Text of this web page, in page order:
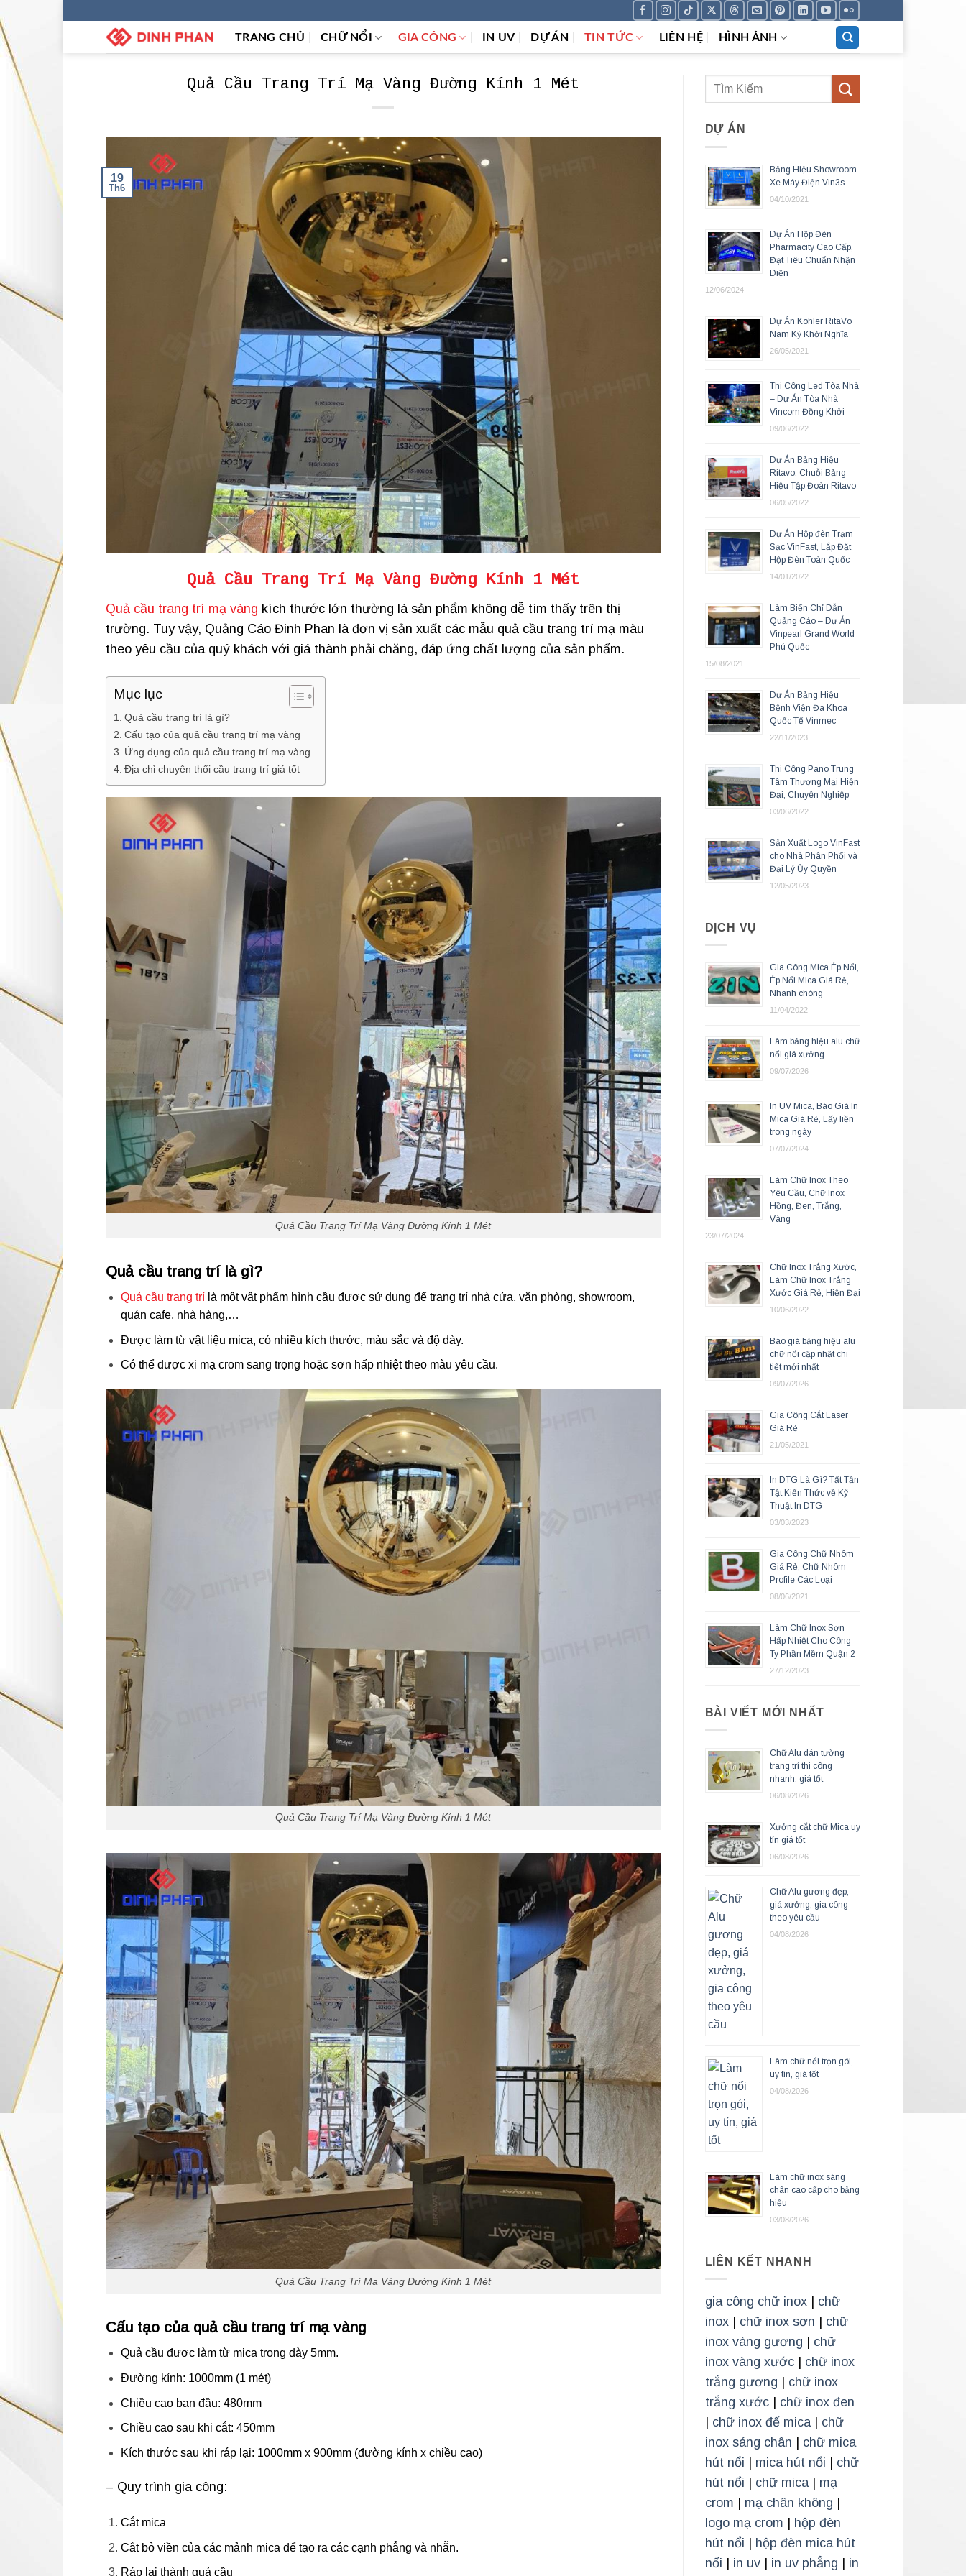
TRANG CHỦ CHỮ NỔI GIA CÔNG IN UV DỰ ÁN TIN TỨC LIÊN HỆ HÌNH ẢNH
Quả Cầu Trang Trí Mạ Vàng Đường Kính 1 Mét
19
Th6
Quả Cầu Trang Trí Mạ Vàng Đường Kính 1 Mét
Quả cầu trang trí mạ vàng kích thước lớn thường là sản phẩm không dễ tìm thấy trên thị
trường. Tuy vậy, Quảng Cáo Đinh Phan là đơn vị sản xuất các mẫu quả cầu trang trí mạ màu
theo yêu cầu của quý khách với giá thành phải chăng, đáp ứng chất lượng của sản phẩm.
Mục lục
Quả cầu trang trí là gì?
Cấu tạo của quả cầu trang trí mạ vàng
Ứng dụng của quả cầu trang trí mạ vàng
Địa chỉ chuyên thổi cầu trang trí giá tốt
Quả Cầu Trang Trí Mạ Vàng Đường Kính 1 Mét
Quả cầu trang trí là gì?
Quả cầu trang trílà một vật phẩm hình cầu được sử dụng để trang trí nhà cửa, văn phòng, showroom,
quán cafe, nhà hàng,…
Được làm từ vật liệu mica, có nhiều kích thước, màu sắc và độ dày.
Có thể được xi mạ crom sang trọng hoặc sơn hấp nhiệt theo màu yêu cầu.
Quả Cầu Trang Trí Mạ Vàng Đường Kính 1 Mét
Quả Cầu Trang Trí Mạ Vàng Đường Kính 1 Mét
Cấu tạo của quả cầu trang trí mạ vàng
Quả cầu được làm từ mica trong dày 5mm.
Đường kính: 1000mm (1 mét)
Chiều cao ban đầu: 480mm
Chiều cao sau khi cắt: 450mm
Kích thước sau khi ráp lại: 1000mm x 900mm (đường kính x chiều cao)
– Quy trình gia công:
Cắt mica
Cắt bỏ viền của các mảnh mica để tạo ra các cạnh phẳng và nhẵn.
Ráp lại thành quả cầu
DỰ ÁN
Bảng Hiệu Showroom
Xe Máy Điện Vin3s
04/10/2021
Dự Án Hộp Đèn
Pharmacity Cao Cấp,
Đạt Tiêu Chuẩn Nhận
Diện
12/06/2024
Dự Án Kohler RitaVõ
Nam Kỳ Khởi Nghĩa
26/05/2021
Thi Công Led Tòa Nhà
– Dự Án Tòa Nhà
Vincom Đồng Khởi
09/06/2022
Dự Án Bảng Hiệu
Ritavo, Chuỗi Bảng
Hiệu Tập Đoàn Ritavo
06/05/2022
Dự Án Hộp đèn Trạm
Sạc VinFast, Lắp Đặt
Hộp Đèn Toàn Quốc
14/01/2022
Làm Biển Chỉ Dẫn
Quảng Cáo – Dự Án
Vinpearl Grand World
Phú Quốc
15/08/2021
Dự Án Bảng Hiệu
Bệnh Viện Đa Khoa
Quốc Tế Vinmec
22/11/2023
Thi Công Pano Trung
Tâm Thương Mại Hiện
Đại, Chuyên Nghiệp
03/06/2022
Sản Xuất Logo VinFast
cho Nhà Phân Phối và
Đại Lý Ủy Quyền
12/05/2023
DỊCH VỤ
Gia Công Mica Ép Nổi,
Ép Nổi Mica Giá Rẻ,
Nhanh chóng
11/04/2022
Làm bảng hiệu alu chữ
nổi giá xưởng
09/07/2026
In UV Mica, Báo Giá In
Mica Giá Rẻ, Lấy liền
trong ngày
07/07/2024
Làm Chữ Inox Theo
Yêu Cầu, Chữ Inox
Hồng, Đen, Trắng,
Vàng
23/07/2024
Chữ Inox Trắng Xước,
Làm Chữ Inox Trắng
Xước Giá Rẻ, Hiện Đại
10/06/2022
Báo giá bảng hiệu alu
chữ nổi cập nhật chi
tiết mới nhất
09/07/2026
Gia Công Cắt Laser
Giá Rẻ
21/05/2021
In DTG Là Gì? Tất Tần
Tật Kiến Thức về Kỹ
Thuật In DTG
03/03/2023
Gia Công Chữ Nhôm
Giá Rẻ, Chữ Nhôm
Profile Các Loại
08/06/2021
Làm Chữ Inox Sơn
Hấp Nhiệt Cho Công
Ty Phần Mềm Quận 2
27/12/2023
BÀI VIẾT MỚI NHẤT
Chữ Alu dán tường
trang trí thi công
nhanh, giá tốt
06/08/2026
Xưởng cắt chữ Mica uy
tín giá tốt
06/08/2026
Chữ Alu gương đẹp,
giá xưởng, gia công
theo yêu cầu
04/08/2026
Làm chữ nổi trọn gói,
uy tín, giá tốt
04/08/2026
Làm chữ inox sáng
chân cao cấp cho bảng
hiệu
03/08/2026
LIÊN KẾT NHANH
gia công chữ inox| chữ
inox| chữ inox sơn
chữ
inox vàng gương
chữ
inox vàng xước| chữ inox
trắng gương
chữ inox
trắng xước| chữ inox đen
chữ inox đế mica| chữ
inox sáng chân
chữ mica
hút nổi
mica hút nổi
chữ
hút nổi
chữ mica| mạ
crom
mạ chân không
logo mạ crom
hộp đèn
hút nổi
hộp đèn mica hút
nổi
in uv| in uv phẳng in